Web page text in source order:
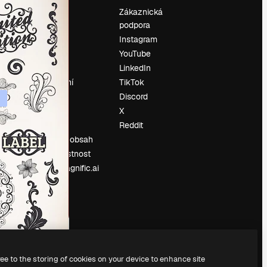
Ocenění
O nás
Recenze
Kariéra
vyhledávání
Blog
Události
Prodávejte obsah
Tisková místnost
Hledáte magnific.ai
Zákaznická
podpora
Instagram
YouTube
LinkedIn
TikTok
Discord
X
Reddit
to the storing of cookies on your device to enhance site